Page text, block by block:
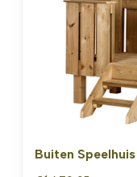
Buiten Speelhuis